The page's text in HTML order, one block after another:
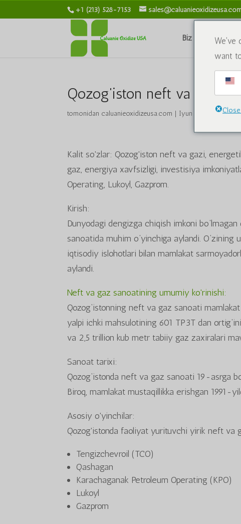
+1 (213) 528-7153
Biz haqimizda
Qozog'iston neft va gaz
tomonidan caluanieoxidizeusa.com | Iyun 21, 2024 yil|
Kalit so'zlar: Qozog'iston neft va gazi,
gaz, energiya xavfsizligi, investisiya
Operating, Lukoyl, Gazprom.
Kirish:
Dunyodagi dengizga chiqish imkoni
sanoatida muhim o‘yinchiga aylandi.
iqtisodiy islohotlari bilan mamlakat
aylandi.
Neft va gaz sanoatining umumiy ko'rinishi:
Qozog‘istonning neft va gaz sanoati
yalpi ichki mahsulotining 601 TP3T dan
va 2,5 trillion kub metr tabiiy gaz zaxiralari
Sanoat tarixi:
Qozog‘istonda neft va gaz sanoati 19-asrga
Biroq, mamlakat mustaqillikka erishgan 1991-
Asosiy o'yinchilar:
Qozog'istonda faoliyat yurituvchi yirik neft va
Tengizchevroil (TCO)
Qashagan
Karachaganak Petroleum Operating (KPO)
Lukoyl
Gazprom
We've
want